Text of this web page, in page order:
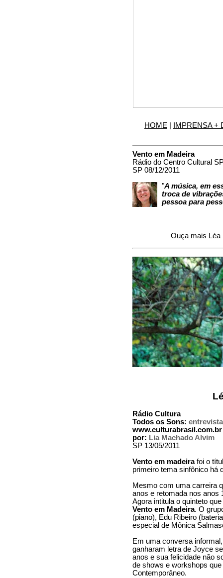
HOME IMPRENSA +
Vento em Madeira
Rádio do Centro Cultural
SP 08/12/2011
"A música, em
troca de
pessoa para
Ouça mais
Rádio Cultura
Todos os Sons: entrevista
www.culturabrasil.com.br
por: Lia Machado Alvim
SP 13/05/2011
Vento em madeirafoi o
primeiro tema sinfônico há
Mesmo com uma carreira
anos e retomada nos anos
Agora intitula o quinteto
Vento em Madeira. O
(piano), Edu Ribeiro
especial de Mônica
Em uma conversa
ganharam letra de Joyce
anos e sua felicidade não
de shows e workshops
Contemporâneo.